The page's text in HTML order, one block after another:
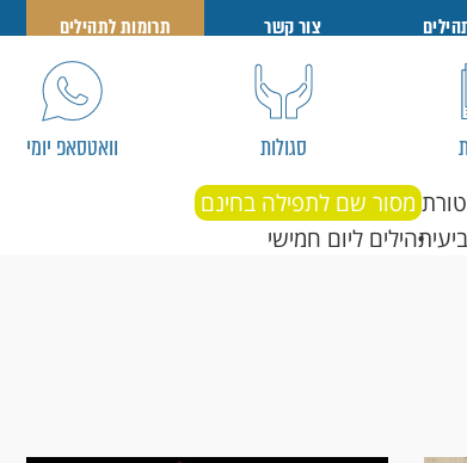
צור קשר תרומות לתהילים
סגולות וואטסאפ יומי
מסור שם לתפילה בחינם
תהילים ליום חמישי